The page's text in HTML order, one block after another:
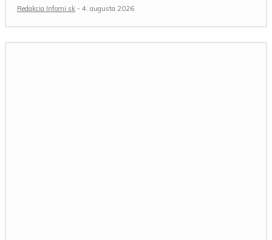
Redakcia Infomi.sk - 4. augusta 2026